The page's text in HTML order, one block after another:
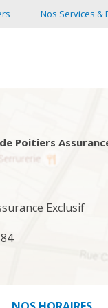
Nos Services &
Poitiers
Exclusif